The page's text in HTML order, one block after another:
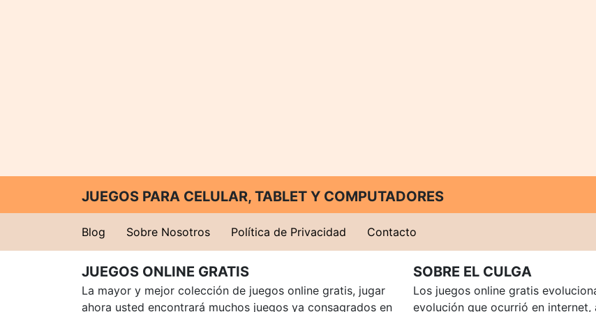
JUEGOS PARA CELULAR, TABLET Y COMPUTADORES
Blog Sobre Nosotros Política de Privacidad Contacto
JUEGOS ONLINE GRATIS
La mayor y mejor colección de juegos online gratis, jugar
ahora usted encontrará muchos juegos ya consagrados en
SOBRE EL CULGA
Los juegos online gratis
evolución que ocurrió en internet,